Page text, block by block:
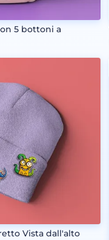
5 bottoni a
Vista dall'alto